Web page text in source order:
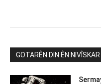
GOTARÊN DIN ÊN NIVÎSKAR